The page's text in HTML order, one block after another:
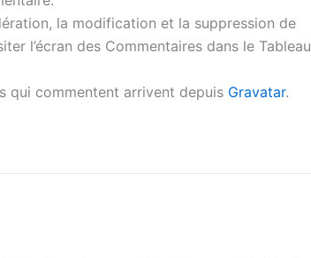
la modification et la suppression de
l’écran des Commentaires dans le Tableau
qui commentent arrivent depuis Gravatar.